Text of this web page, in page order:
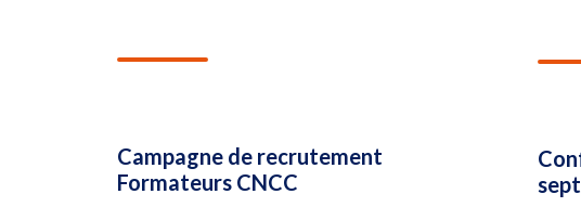
Campagne de recrutement
Formateurs CNCC